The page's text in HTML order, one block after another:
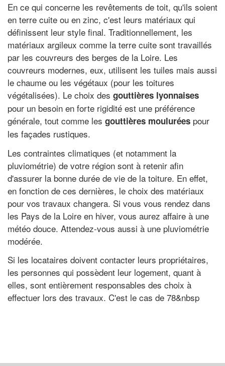
En ce qui concerne les revêtements de toit, qu'ils soient
en terre cuite ou en zinc, c'est leurs matériaux qui
définissent leur style final. Traditionnellement, les
matériaux argileux comme la terre cuite sont travaillés
par les couvreurs des berges de la Loire. Les
couvreurs modernes, eux, utilisent les tuiles mais aussi
le chaume ou les végétaux (pour les toitures
végétalisées). Le choix des gouttières lyonnaises
pour un besoin en forte rigidité est une préférence
générale, tout comme les gouttières moulurées pour
les façades rustiques.
Les contraintes climatiques (et notamment la
pluviométrie) de votre région sont à retenir afin
d'assurer la bonne durée de vie de la toiture. En effet,
en fonction de ces dernières, le choix des matériaux
pour vos travaux changera. Si vous vous rendez dans
les Pays de la Loire en hiver, vous aurez affaire à une
météo douce. Attendez-vous aussi à une pluviométrie
modérée.
Si les locataires doivent contacter leurs propriétaires,
les personnes qui possèdent leur logement, quant à
elles, sont entièrement responsables des choix à
effectuer lors des travaux. C'est le cas de 78&nbsp